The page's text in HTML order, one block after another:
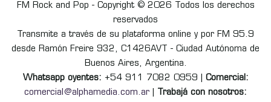
FM Rock and Pop - Copyright © 2026 Todos los derechos
reservados
Transmite a través de su plataforma online y por FM 95.9
desde Ramón Freire 932, C1426AVT - Ciudad Autónoma de
Buenos Aires, Argentina.
Whatsapp oyentes: +54 911 7082 0959 | Comercial:
comercial@alphamedia.com.ar
Trabajá con nosotros: